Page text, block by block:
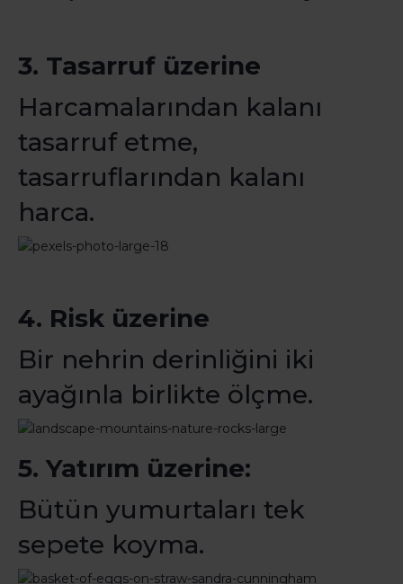
3. Tasarruf üzerine
Harcamalarından kalanı
tasarruf etme,
tasarruflarından kalanı
harca.
4. Risk üzerine
Bir nehrin derinliğini iki
ayağınla birlikte ölçme.
5. Yatırım üzerine:
Bütün yumurtaları tek
sepete koyma.